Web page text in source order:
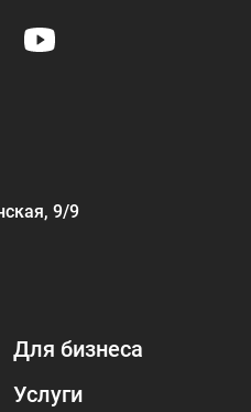
9/9
Для бизнеса
Услуги